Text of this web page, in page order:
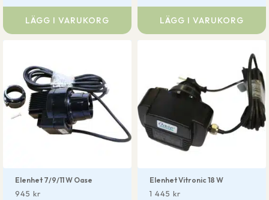
LÄGG I VARUKORG LÄGG I VARUKORG
Elenhet 7/9/11 W Oase
945 kr
Elenhet Vitronic 18 W
1 445 kr